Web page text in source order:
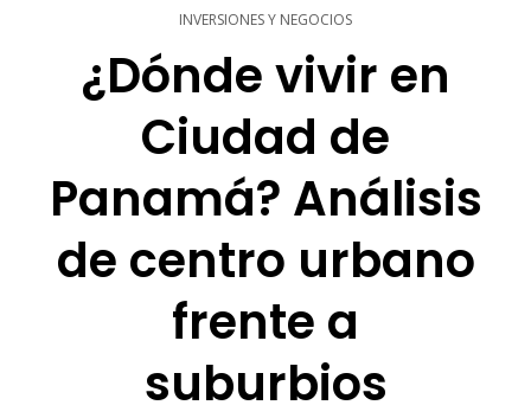
INVERSIONES Y NEGOCIOS
¿Dónde vivir en
Ciudad de
Panamá? Análisis
de centro urbano
frente a
suburbios